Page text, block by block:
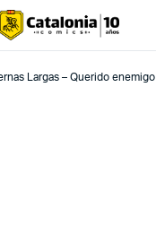
Largas – Querido enemigo